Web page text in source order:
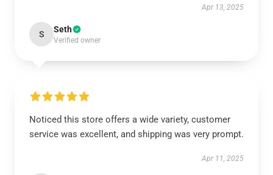
Apr 13, 2025
S Seth
Verified owner
Noticed this store offers a wide variety, customer
service was excellent, and shipping was very prompt.
Apr 11, 2025